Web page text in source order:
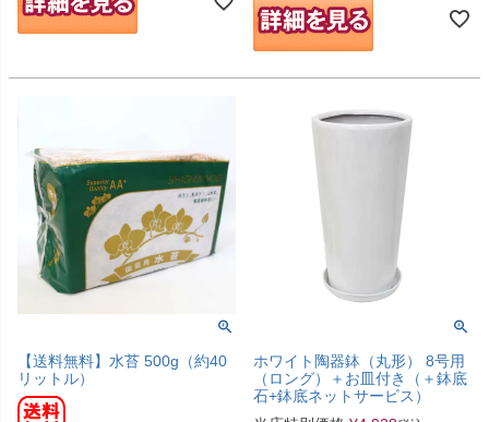
【送料無料】水苔 500g（約40
リットル）
ホワイト陶器鉢（丸形） 8号用
（ロング）＋お皿付き（＋鉢底
石+鉢底ネットサービス）